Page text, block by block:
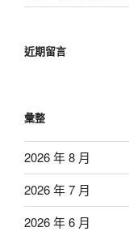
近期留言
彙整
2026 年 8 月
2026 年 7 月
2026 年 6 月